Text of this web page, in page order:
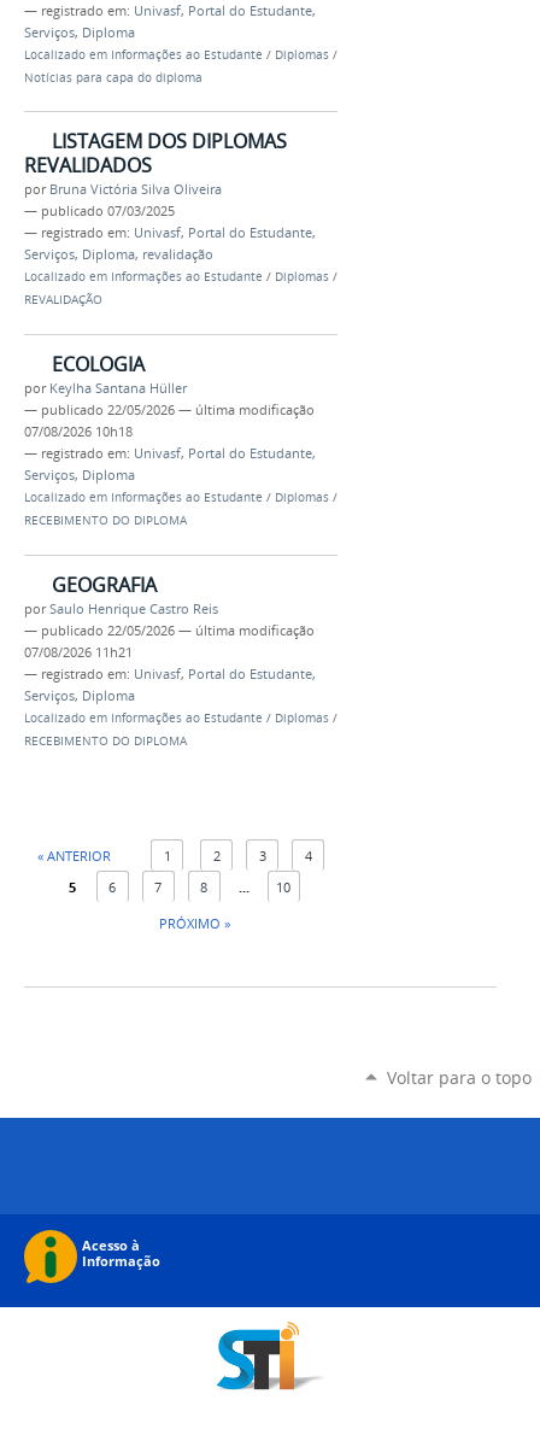
— registrado em: Univasf, Portal do Estudante,
Serviços, Diploma
Localizado em Informações ao Estudante / Diplomas /
Notícias para capa do diploma
LISTAGEM DOS DIPLOMAS
REVALIDADOS
por Bruna Victória Silva Oliveira
— publicado 07/03/2025
— registrado em: Univasf, Portal do Estudante,
Serviços, Diploma, revalidação
Localizado em Informações ao Estudante / Diplomas /
REVALIDAÇÃO
ECOLOGIA
por Keylha Santana Hüller
— publicado 22/05/2026 — última modificação
07/08/2026 10h18
— registrado em: Univasf, Portal do Estudante,
Serviços, Diploma
Localizado em Informações ao Estudante / Diplomas /
RECEBIMENTO DO DIPLOMA
GEOGRAFIA
porSaulo Henrique Castro Reis
— publicado 22/05/2026 — última modificação
07/08/2026 11h21
— registrado em: Univasf, Portal do Estudante,
Serviços, Diploma
Localizado em Informações ao Estudante / Diplomas /
RECEBIMENTO DO DIPLOMA
« ANTERIOR 1 2 3
4
5
6 7 8
10
PRÓXIMO »
Voltar para o topo